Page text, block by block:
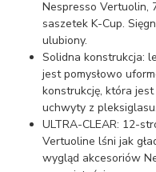
Nespresso Vertuolin,
saszetek K-Cup.
ulubiony.
Solidna konstrukcja:
jest pomysłowo
konstrukcję, która
uchwyty z pleksiglasu.
ULTRA-CLEAR: 12-
Vertuoline lśni jak
wygląd akcesoriów